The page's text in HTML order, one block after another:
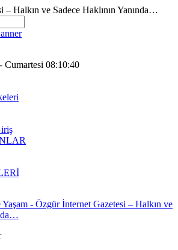
– Halkın ve Sadece Haklının Yanında…
Cumartesi 08:10:40
Yaşam - Özgür İnternet Gazetesi – Halkın ve